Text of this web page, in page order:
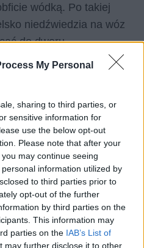
My Personal
sharing to third parties, or
sensitive information for
use the below opt-out
Please note that after your
may continue seeing
information utilized by
to third parties prior to
opt-out of the further
by third parties on the
This information may
parties on the IAB’s List of
may further disclose it to other
wódką. Po takiej
niedźwiedzia na wóz
do dworu.